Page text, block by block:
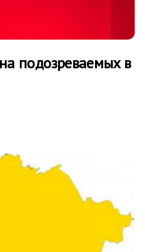
подозреваемых в